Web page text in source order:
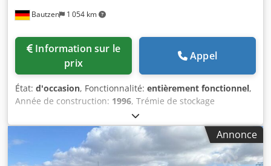
Bautzen 1 054 km
prix
Appel
État: d'occasion, Fonctionnalité: entièrement fonctionnel,
Année de construction: 1996, Trémie de stockage
d'occasion Djdozq S Avopfx Ahkokr - Bande de convoyage à
extraction - Bande transporteuse
Annonce